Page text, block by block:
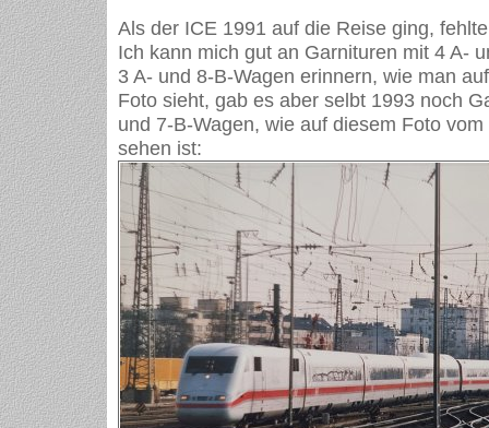
Als der ICE 1991 auf die Reise ging,
Ich kann mich gut an Garnituren mit 4 A-
3 A- und 8-B-Wagen erinnern, wie man
Foto sieht, gab es aber selbt 1993 noch
und 7-B-Wagen, wie auf diesem Foto
sehen ist: